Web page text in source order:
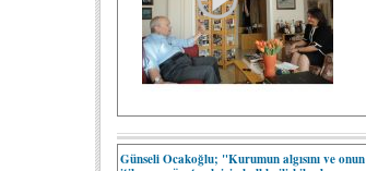
Günseli Ocakoğlu; "Kurumun algısını ve onun